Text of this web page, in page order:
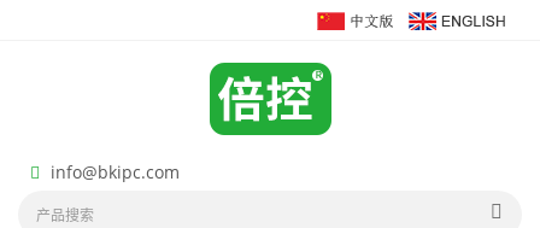
info@bkipc.com